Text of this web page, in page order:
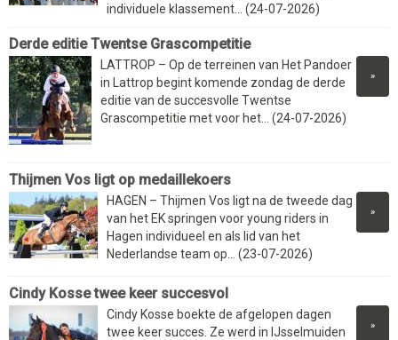
individuele klassement... (24-07-2026)
Derde editie Twentse Grascompetitie
»
LATTROP – Op de terreinen van Het Pandoer
in Lattrop begint komende zondag de derde
editie van de succesvolle Twentse
Grascompetitie met voor het... (24-07-2026)
Thijmen Vos ligt op medaillekoers
»
HAGEN – Thijmen Vos ligt na de tweede dag
van het EK springen voor young riders in
Hagen individueel en als lid van het
Nederlandse team op... (23-07-2026)
Cindy Kosse twee keer succesvol
»
Cindy Kosse boekte de afgelopen dagen
twee keer succes. Ze werd in IJsselmuiden